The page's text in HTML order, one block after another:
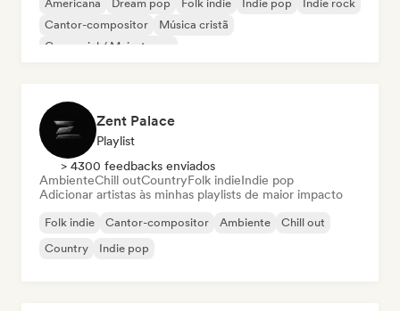
Americana Dream pop Folk indie Indie pop
Indie rock
Cantor-compositor
Música cristã
Comercial / Mainstream
Zent Palace
Playlist
> 4300 feedbacks enviados
AmbienteChill outCountryFolk indieIndie pop
Adicionar artistas às minhas playlists de maior impacto
Folk indie Cantor-compositor Ambiente
Chill out
Country
Indie pop